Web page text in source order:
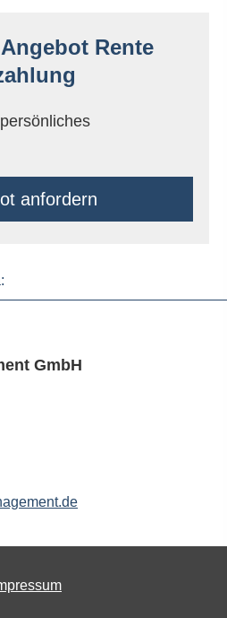
Rente
an­for­dern
GmbH